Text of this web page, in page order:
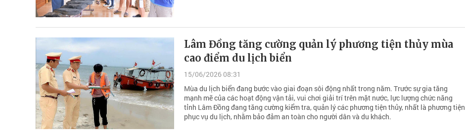
Lâm Đồng tăng cường quản lý phương tiện thủy mùa
cao điểm du lịch biển
15/06/2026 08:31
Mùa du lịch biển đang bước vào giai đoạn sôi động nhất trong năm. Trước sự gia tăng
mạnh mẽ của các hoạt động vận tải, vui chơi giải trí trên mặt nước, lực lượng chức năng
tỉnh Lâm Đồng đang tăng cường kiểm tra, quản lý các phương tiện thủy, nhất là phương tiện
phục vụ du lịch, nhằm bảo đảm an toàn cho người dân và du khách.